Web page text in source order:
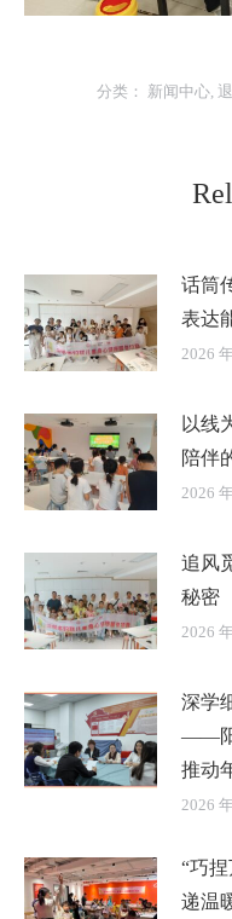
分类： 新闻中心,
话筒
表达
2026
以线
陪伴
2026
追风
秘密
2026
深学
——阳
推动
2026
“巧
递温